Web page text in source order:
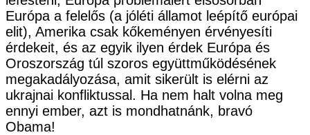
Európa a felelős (a jóléti államot leépítő európai
elit), Amerika csak kőkeményen érvényesíti
érdekeit, és az egyik ilyen érdek Európa és
Oroszország túl szoros együttműködésének
megakadályozása, amit sikerült is elérni az
ukrajnai konfliktussal. Ha nem halt volna meg
ennyi ember, azt is mondhatnánk, bravó
Obama!